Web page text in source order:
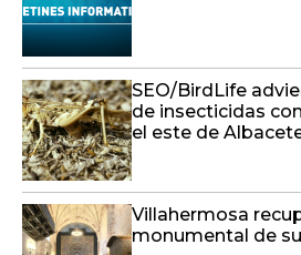
SEO/BirdLife
de insecticidas
el este de
Villahermosa
monumental de